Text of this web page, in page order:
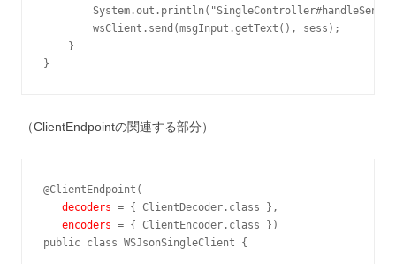
wsClient.send(msgInput.getText(), sess);
}
}
（ClientEndpointの関連する部分）
@ClientEndpoint(
   decoders
= { ClientDecoder.class },
   encoders
= { ClientEncoder.class })
public class WSJsonSingleClient {